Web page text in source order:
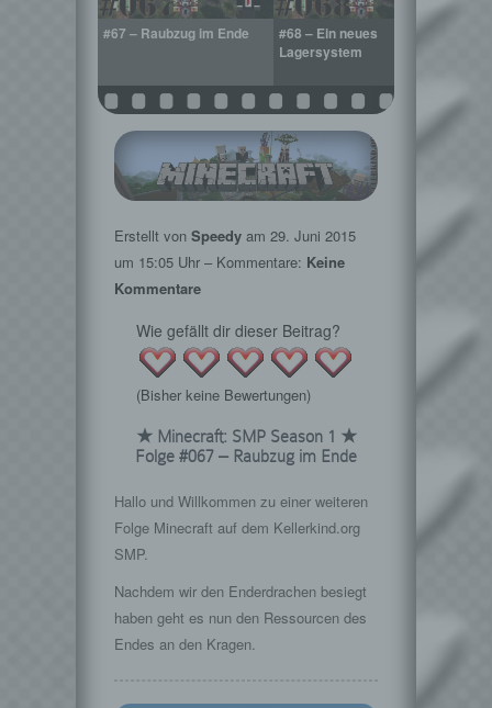
#67 – Raubzug im Ende
#68 – Ein neues
Lagersystem
Erstellt von Speedy am 29. Juni 2015
um 15:05 Uhr – Kommentare: Keine
Kommentare
Wie gefällt dir dieser Beitrag?
(Bisher keine Bewertungen)
★ Minecraft: SMP Season 1 ★
Folge #067 – Raubzug im Ende
Hallo und Willkommen zu einer weiteren
Folge Minecraft auf dem Kellerkind.org
SMP.
Nachdem wir den Enderdrachen besiegt
haben geht es nun den Ressourcen des
Endes an den Kragen.